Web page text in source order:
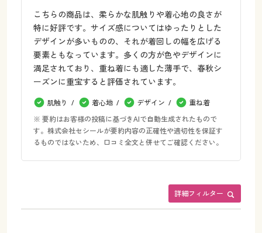
こちらの商品は、柔らかな肌触りや着心地の良さが
特に好評です。サイズ感についてはゆったりとした
デザインが多いものの、それが着回しの幅を広げる
要素ともなっています。多くの方が色やデザインに
満足されており、重ね着にも適した薄手で、春秋シ
ーズンに重宝すると評価されています。
肌触り 着心地 デザイン
重ね着
※ 要約はお客様の投稿に基づきAIで自動生成されたもので
す。株式会社セシールが要約内容の正確性や適切性を保証す
るものではないため、口コミ全文と併せてご確認ください。
詳細フィルター